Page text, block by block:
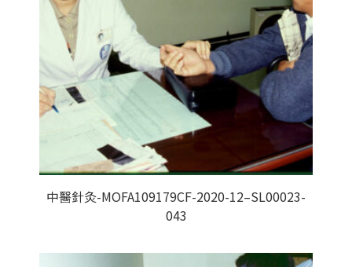
中醫針灸-MOFA109179CF-2020-12–SL00023-
043